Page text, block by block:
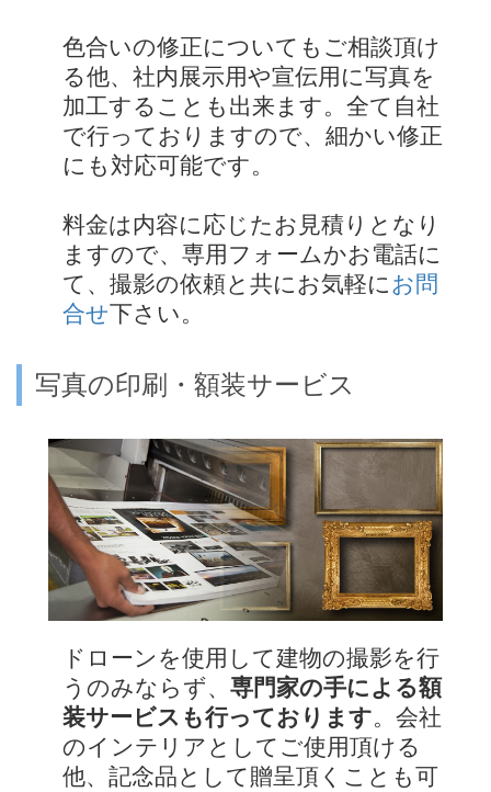
色合いの修正についてもご相談頂け
る他、社内展示用や宣伝用に写真を
加工することも出来ます。全て自社
で行っておりますので、細かい修正
にも対応可能です。
料金は内容に応じたお見積りとなり
ますので、専用フォームかお電話に
て、撮影の依頼と共にお気軽に お問
合せ下さい。
写真の印刷・額装サービス
ドローンを使用して建物の撮影を行
うのみならず、 専門家の手による額
装サービスも行っております。会社
のインテリアとしてご使用頂ける
他、記念品として贈呈頂くことも可